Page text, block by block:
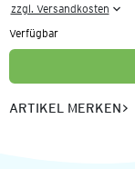
zzgl. Versandkosten
Verfügbar
ARTIKEL MERKEN